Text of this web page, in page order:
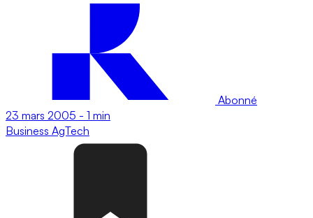
Abonné
23 mars 2005 - 1 min
Business AgTech